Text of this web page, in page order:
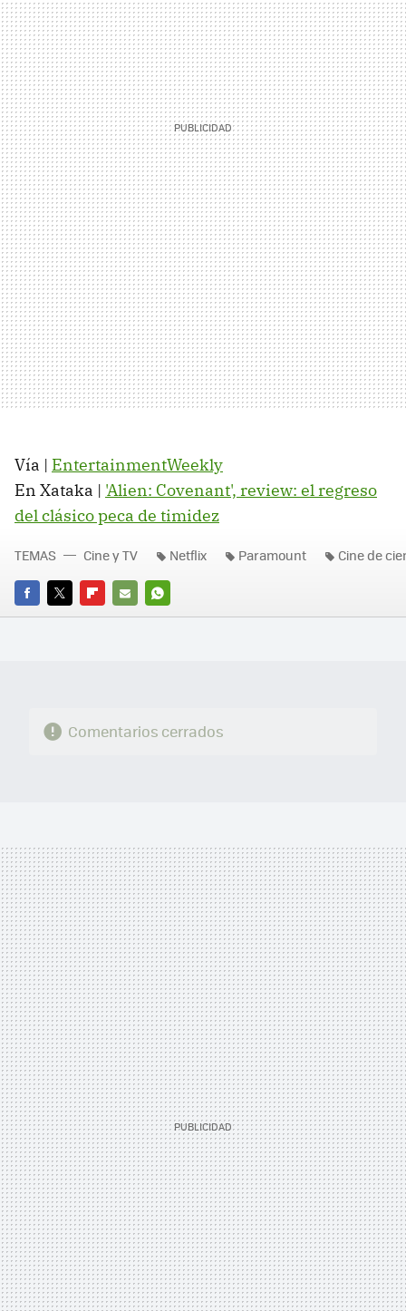
Vía | EntertainmentWeekly
En Xataka | 'Alien: Covenant', review: el regreso
del clásico peca de timidez
FACEBOOK
TWITTERFLIPBOARD
E-
WHATSAPP
TEMAS Cine y TV Netflix Paramount Cine de
Comentarios cerrados